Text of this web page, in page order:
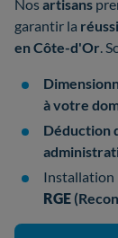
Nosartisans
garantir la
en Côte-d'Or.
à votre
Déduction
Installation
RGE